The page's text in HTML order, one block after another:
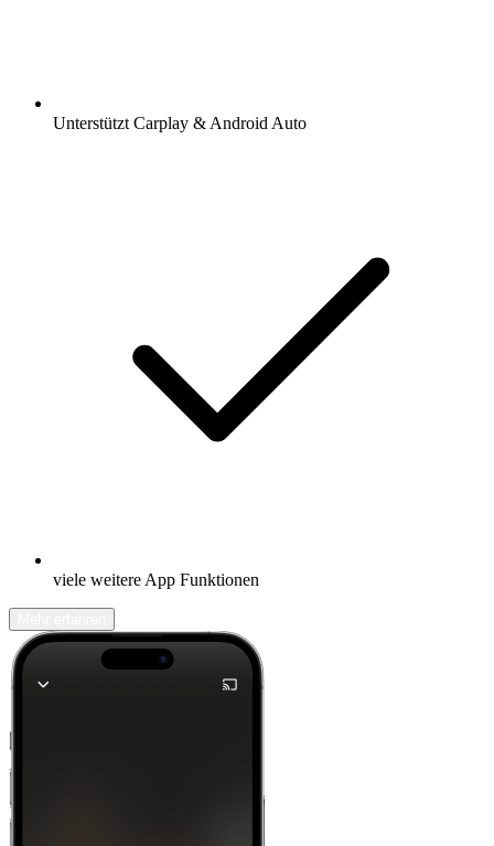
Unterstützt Carplay & Android Auto
viele weitere App Funktionen